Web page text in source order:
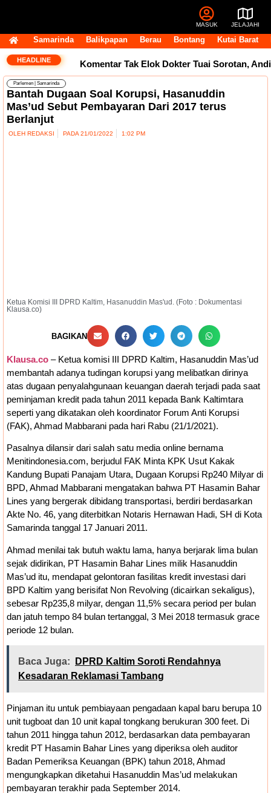
MASUK JELAJAHI
Samarinda Balikpapan Berau Bontang Kutai Barat
HEADLINE Komentar Tak Elok Dokter Tuai Sorotan, Andi
Harun Ingatkan Etika Pegawai di Medsos
Usai Terpilih Aklamasi, Andi Satya Pasang
Target Golkar Kuasai DPRD Samarinda
Parlemen Samarinda
Bantah Dugaan Soal Korupsi, Hasanuddin
Mas’ud Sebut Pembayaran Dari 2017 terus
Berlanjut
OLEH REDAKSI PADA 21/01/2022 1:02 PM
Ketua Komisi III DPRD Kaltim, Hasanuddin Mas'ud. (Foto : Dokumentasi
Klausa.co)
BAGIKAN
Klausa.co – Ketua komisi III DPRD Kaltim, Hasanuddin Mas’ud
membantah adanya tudingan korupsi yang melibatkan dirinya
atas dugaan penyalahgunaan keuangan daerah terjadi pada saat
peminjaman kredit pada tahun 2011 kepada Bank Kaltimtara
seperti yang dikatakan oleh koordinator Forum Anti Korupsi
(FAK), Ahmad Mabbarani pada hari Rabu (21/1/2021).
Pasalnya dilansir dari salah satu media online bernama
Menitindonesia.com, berjudul FAK Minta KPK Usut Kakak
Kandung Bupati Panajam Utara, Dugaan Korupsi Rp240 Milyar di
BPD, Ahmad Mabbarani mengatakan bahwa PT Hasamin Bahar
Lines yang bergerak dibidang transportasi, berdiri berdasarkan
Akte No. 46, yang diterbitkan Notaris Hernawan Hadi, SH di Kota
Samarinda tanggal 17 Januari 2011.
Ahmad menilai tak butuh waktu lama, hanya berjarak lima bulan
sejak didirikan, PT Hasamin Bahar Lines milik Hasanuddin
Mas’ud itu, mendapat gelontoran fasilitas kredit investasi dari
BPD Kaltim yang berisifat Non Revolving (dicairkan sekaligus),
sebesar Rp235,8 milyar, dengan 11,5% secara period per bulan
dan jatuh tempo 84 bulan tertanggal, 3 Mei 2018 termasuk grace
periode 12 bulan.
Baca Juga:
DPRD Kaltim Soroti Rendahnya
Kesadaran Reklamasi Tambang
Pinjaman itu untuk pembiayaan pengadaan kapal baru berupa 10
unit tugboat dan 10 unit kapal tongkang berukuran 300 feet. Di
tahun 2011 hingga tahun 2012, berdasarkan data pembayaran
kredit PT Hasamin Bahar Lines yang diperiksa oleh auditor
Badan Pemeriksa Keuangan (BPK) tahun 2018, Ahmad
mengungkapkan diketahui Hasanuddin Mas’ud melakukan
pembayaran terakhir pada September 2014.